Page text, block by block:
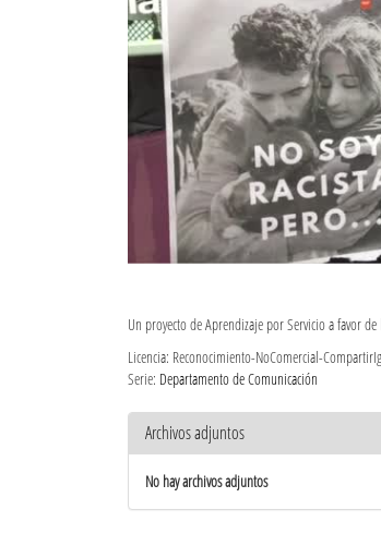
Un proyecto de Aprendizaje por Servicio a favor
Licencia: Reconocimiento-NoComercial-
Serie: Departamento de Comunicación
Archivos adjuntos
No hay archivos adjuntos